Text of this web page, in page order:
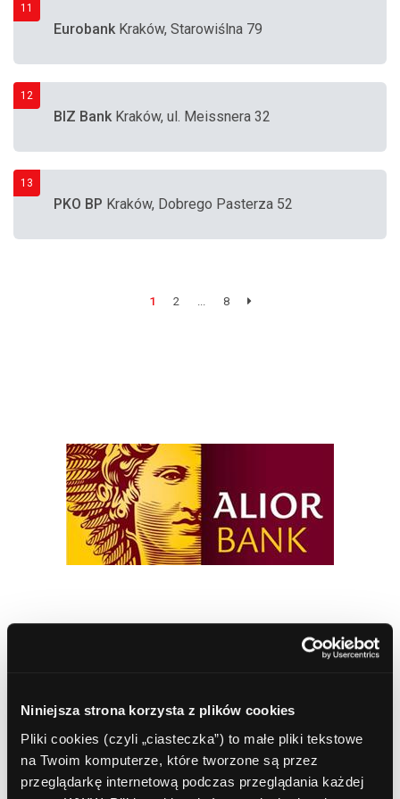
Niniejsza strona korzysta z plików cookies
Pliki cookies (czyli „ciasteczka”) to małe pliki tekstowe
na Twoim komputerze, które tworzone są przez
przeglądarkę internetową podczas przeglądania każdej
Bankomaty Kraków
Zarząd
Historia
11
EurobankKraków, Starowiślna 79
12
BIZ BankKraków, ul. Meissnera 32
13
PKO BP Kraków, Dobrego Pasterza 52
1 2 ... 8